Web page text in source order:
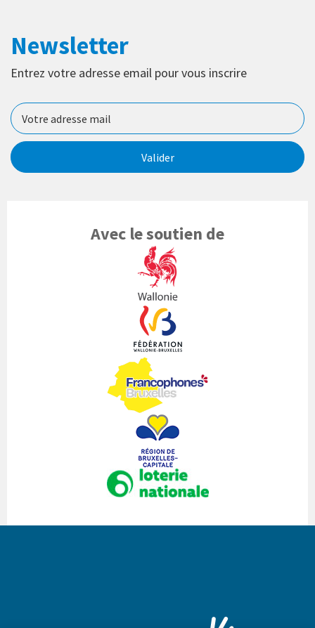
Newsletter
Entrez votre adresse email pour vous inscrire
Valider
Avec le soutien de